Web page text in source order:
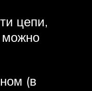
цепи,
можно
(в